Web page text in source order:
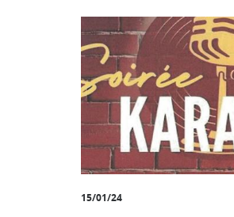
15/01/24